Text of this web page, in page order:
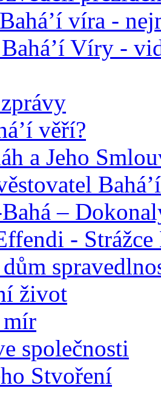
víra -
Víry -
věří?
a Jeho
Bahá –
-
život
mír
společnosti
Stvoření